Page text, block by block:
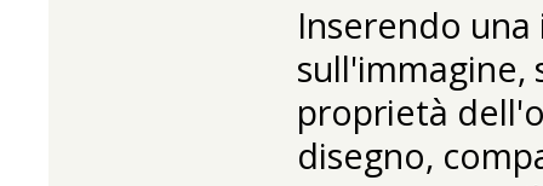
Inserendo
sull'immagine,
proprietà
disegno,